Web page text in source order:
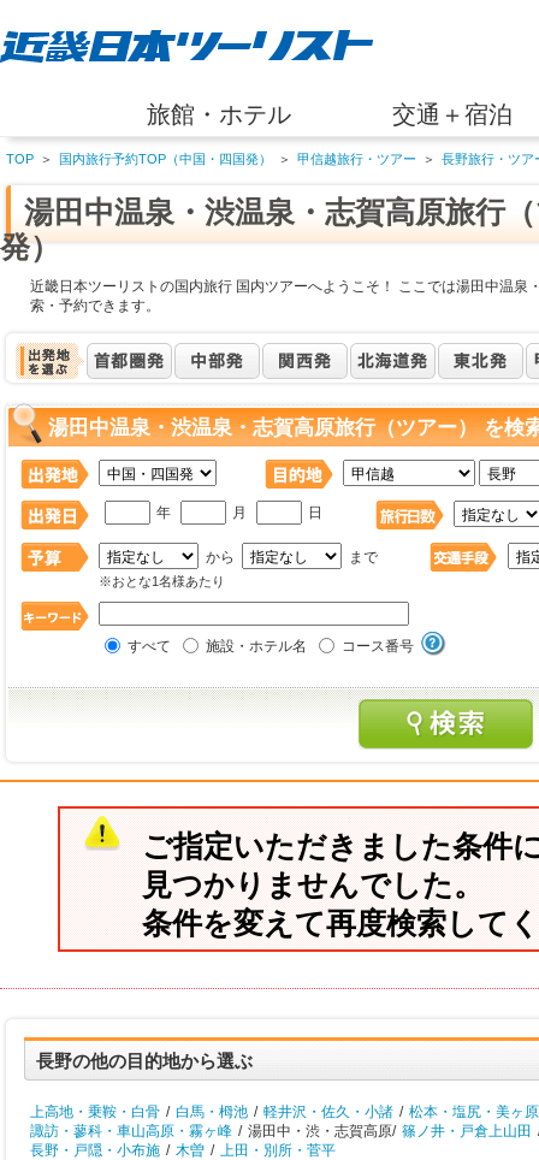
旅館・ホテル 交通＋宿泊
TOP ＞ 国内旅行予約TOP（中国・四国発） ＞ 甲信越旅行・ツアー ＞ 長野旅行・ツア
湯田中温泉・渋温泉・志賀高原旅行
発）
近畿日本ツーリストの国内旅行 国内ツアーへようこそ！ ここでは湯田中温泉
索・予約できます。
湯田中温泉・渋温泉・志賀高原旅行（ツアー） を検
年 月 日
から まで
※おとな1名様あたり
すべて 施設・ホテル名 コース番号
ご指定いただきました条件
見つかりませんでした。
条件を変えて再度検索して
長野の他の目的地から選ぶ
上高地・乗鞍・白骨 / 白馬・栂池 / 軽井沢・佐久・小諸 / 松本・塩尻・美ヶ原
諏訪・蓼科・車山高原・霧ヶ峰 / 湯田中・渋・志賀高原/ 篠ノ井・戸倉上山田
長野・戸隠・小布施 / 木曽 / 上田・別所・菅平